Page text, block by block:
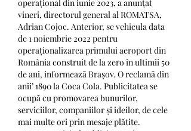
operațional din iunie 2023, a anunțat
vineri, directorul general al ROMATSA,
Adrian Cojoc. Anterior, se vehicula data
de 1 noiembrie 2022 pentru
operaționalizarea primului aeroport din
România construit de la zero în ultimii 50
de ani, informează Brașov. O reclamă din
anii’ 1890 la Coca Cola. Publicitatea se
ocupă cu promovarea bunurilor,
serviciilor, companiilor și ideilor, de cele
mai multe ori prin mesaje plătite.